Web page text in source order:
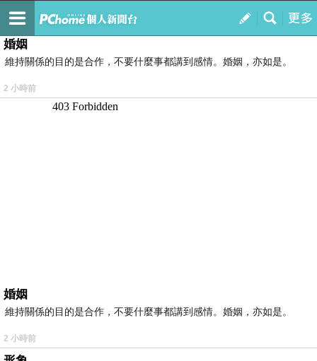
我的
最新文章
婚姻
維持關係的目的是合作，不要什麼事都講到感情。婚姻，亦如是。
2 小時前
婚姻
維持關係的目的是合作，不要什麼事都講到感情。婚姻，亦如是。
2 小時前